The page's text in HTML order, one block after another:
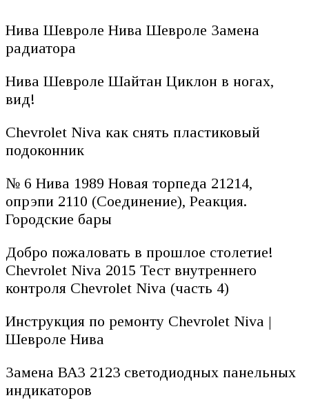
Нива Шевроле Нива Шевроле Замена
радиатора
Нива Шевроле Шайтан Циклон в ногах,
вид!
Chevrolet Niva как снять пластиковый
подоконник
№ 6 Нива 1989 Новая торпеда 21214,
опрэпи 2110 (Соединение), Реакция.
Городские бары
Добро пожаловать в прошлое столетие!
Chevrolet Niva 2015 Тест внутреннего
контроля Chevrolet Niva (часть 4)
Инструкция по ремонту Chevrolet Niva |
Шевроле Нива
Замена ВАЗ 2123 светодиодных панельных
индикаторов